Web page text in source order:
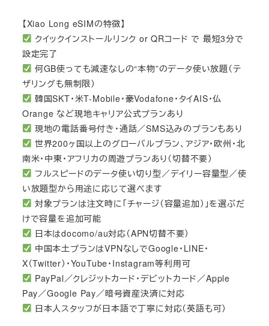
【Xiao Long eSIMの特徴】
クイックインストールリンク or QRコード で 最短3分で
設定完了
何GB使っても減速なしの“本物”のデータ使い放題（テ
ザリングも無制限）
韓国SKT・米T-Mobile・豪Vodafone・タイAIS・仏
Orange など現地キャリア公式プランあり
現地の電話番号付き・通話／SMS込みのプランもあり
世界200ヶ国以上のグローバルプラン、アジア・欧州・北
南米・中東・アフリカの周遊プランあり（切替不要）
フルスピードのデータ使い切り型／デイリー容量型／使
い放題型から用途に応じて選べます
対象プランは注文時に「チャージ（容量追加）」を選ぶだ
けで容量を追加可能
日本はdocomo/au対応（APN切替不要）
中国本土プランはVPNなしでGoogle・LINE・
X（Twitter）・YouTube・Instagram等利用可
PayPal／クレジットカード・デビットカード／Apple
Pay／Google Pay／暗号資産決済に対応
日本人スタッフが日本語で丁寧に対応（英語も可）